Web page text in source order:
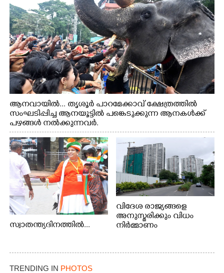
ആനവായിൽ... തൃശൂർ പാറമേക്കാവ് ക്ഷേത്രത്തിൽ
സംഘടിപ്പിച്ച ആനയൂട്ടിൽ പങ്കെടുക്കുന്ന ആനകൾക്ക്
പഴങ്ങൾ നൽക്കുന്നവർ.
സ്വാതന്ത്യദിനത്തിൽ...
വിദേശ രാജ്യങ്ങളെ
അനുസ്മരിക്കും വിധം
നിർമ്മാണം
എറണാകുളം ചാത്യാത്ത്
TRENDING IN PHOTOS